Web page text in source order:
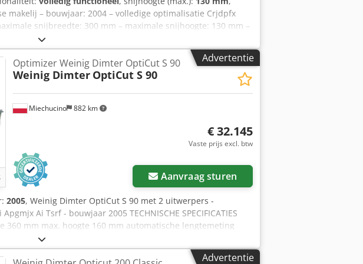
makelij – bouwjaar: 2004 – volledige optimalisatie Crjdpfx
snijbreedte: 300 mm – maximale snijhoogte: 130 mm –
lengte: 6200 mm – afvoertafel: 2000 mm – zaagblad diameter:
om 100 snijafmetingen te programmeren –
10600 mm – transportafmetingen (L/B/H): 700 / 240 /
Advertentie
Miechucino 882 km
Optimizer Weinig Dimter OptiCut S 90
Weinig Dimter OptiCut S 90
€ 32.145
Vaste prijs excl. btw
Aanvraag sturen
2005, Weinig Dimter OptiCut S 90 met 2 uitwerpers -
Ai Tsrf - bouwjaar 2005 TECHNISCHE SPECIFICATIES
360 mm max. hoogte 160 mm automatische lengtemeting
13 kW vermogen bladmotor 7. 5 kW pneumatische zij-
Assist besturingssysteem ontvangsttransportband
Advertentie